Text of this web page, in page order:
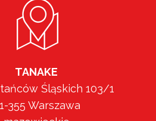
TANAKE
Śląskich 103/1
355 Warszawa